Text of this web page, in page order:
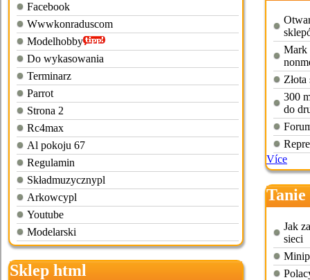
Facebook
Wwwkonraduscom
Modelhobby
Do wykasowania
Terminarz
Parrot
Strona 2
Rc4max
Al pokoju 67
Regulamin
Składmuzycznypl
Arkowcypl
Youtube
Modelarski
Sklep html
Mark
300
do
Více
Jak
sieci